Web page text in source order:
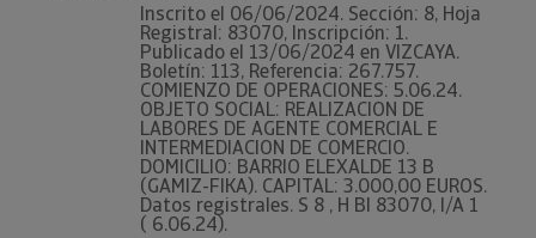
Inscrito el 06/06/2024. Sección: 8, Hoja
Registral: 83070, Inscripción: 1.
Publicado el 13/06/2024 en VIZCAYA.
Boletín: 113, Referencia: 267.757.
COMIENZO DE OPERACIONES: 5.06.24.
OBJETO SOCIAL: REALIZACION DE
LABORES DE AGENTE COMERCIAL E
INTERMEDIACION DE COMERCIO.
DOMICILIO: BARRIO ELEXALDE 13 B
(GAMIZ-FIKA). CAPITAL: 3.000,00 EUROS.
Datos registrales. S 8 , H BI 83070, I/A 1
( 6.06.24).